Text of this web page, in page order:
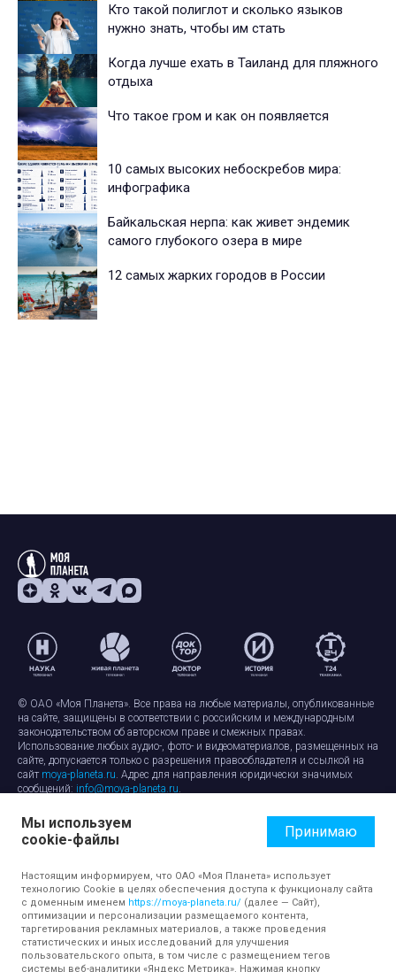
Кто такой полиглот и сколько языков
нужно знать, чтобы им стать
Когда лучше ехать в Таиланд для пляжного
отдыха
Что такое гром и как он появляется
10 самых высоких небоскребов мира:
инфографика
Байкальская нерпа: как живет эндемик
самого глубокого озера в мире
12 самых жарких городов в России
© ОАО «Моя Планета». Все права на любые материалы, опубликованные
на сайте, защищены в соответствии с российским и международным
законодательством об авторском праве и смежных правах.
Использование любых аудио-, фото- и видеоматериалов, размещенных на
сайте, допускается только с разрешения правообладателя и ссылкой на
сайт moya-planeta.ru. Адрес для направления юридически значимых
сообщений: info@moya-planeta.ru.
Правила сайтаРабота с cookie-файлами
Защита персональных данных
Обработка персональных данных
Мы используем
cookie-файлы
Принимаю
Настоящим информируем, что ОАО «Моя Планета» использует
технологию Cookie в целях обеспечения доступа к функционалу сайта
с доменным именем https://moya-planeta.ru/ (далее — Сайт),
оптимизации и персонализации размещаемого контента,
таргетирования рекламных материалов, а также проведения
статистических и иных исследований для улучшения
пользовательского опыта, в том числе с размещением тегов
системы веб-аналитики «Яндекс Метрика». Нажимая кнопку